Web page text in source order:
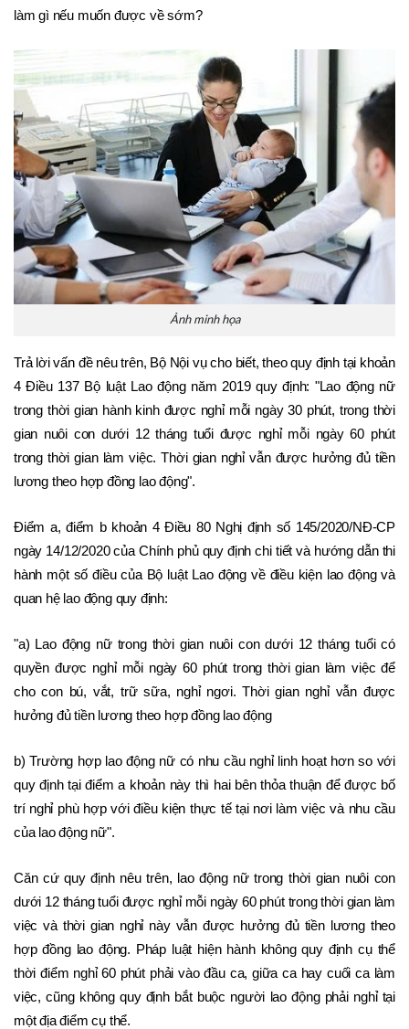
làm gì nếu muốn được về sớm?
Ảnh minh họa
Trả lời vấn đề nêu trên, Bộ Nội vụ cho biết, theo quy định tại khoản
4 Điều 137 Bộ luật Lao động năm 2019 quy định: "Lao động nữ
trong thời gian hành kinh được nghỉ mỗi ngày 30 phút, trong thời
gian nuôi con dưới 12 tháng tuổi được nghỉ mỗi ngày 60 phút
trong thời gian làm việc. Thời gian nghỉ vẫn được hưởng đủ tiền
lương theo hợp đồng lao động".
Điểm a, điểm b khoản 4 Điều 80 Nghị định số 145/2020/NĐ-CP
ngày 14/12/2020 của Chính phủ quy định chi tiết và hướng dẫn thi
hành một số điều của Bộ luật Lao động về điều kiện lao động và
quan hệ lao động quy định:
"a) Lao động nữ trong thời gian nuôi con dưới 12 tháng tuổi có
quyền được nghỉ mỗi ngày 60 phút trong thời gian làm việc để
cho con bú, vắt, trữ sữa, nghỉ ngơi. Thời gian nghỉ vẫn được
hưởng đủ tiền lương theo hợp đồng lao động
b) Trường hợp lao động nữ có nhu cầu nghỉ linh hoạt hơn so với
quy định tại điểm a khoản này thì hai bên thỏa thuận để được bố
trí nghỉ phù hợp với điều kiện thực tế tại nơi làm việc và nhu cầu
của lao động nữ".
Căn cứ quy định nêu trên, lao động nữ trong thời gian nuôi con
dưới 12 tháng tuổi được nghỉ mỗi ngày 60 phút trong thời gian làm
việc và thời gian nghỉ này vẫn được hưởng đủ tiền lương theo
hợp đồng lao động. Pháp luật hiện hành không quy định cụ thể
thời điểm nghỉ 60 phút phải vào đầu ca, giữa ca hay cuối ca làm
việc, cũng không quy định bắt buộc người lao động phải nghỉ tại
một địa điểm cụ thể.